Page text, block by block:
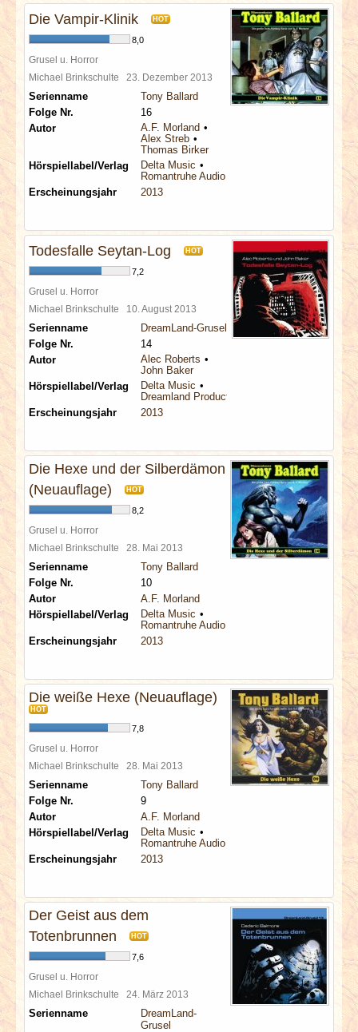
Die Vampir-Klinik HOT
8,0
Grusel u. Horror
Michael Brinkschulte 23. Dezember 2013
Serienname
Tony Ballard
Folge Nr.
16
Autor
A.F. Morland
Alex Streb
Thomas Birker
Hörspiellabel/Verlag
Delta Music
Romantruhe Audio
Erscheinungsjahr
2013
Todesfalle Seytan-Log HOT
7,2
Grusel u. Horror
Michael Brinkschulte 10. August 2013
Serienname
DreamLand-Grusel
Folge Nr.
14
Autor
Alec Roberts
John Baker
Hörspiellabel/Verlag
Delta Music
Dreamland Productions
Erscheinungsjahr
2013
Die Hexe und der Silberdämon
(Neuauflage)
HOT
8,2
Grusel u. Horror
Michael Brinkschulte 28. Mai 2013
Serienname
Tony Ballard
Folge Nr.
10
Autor
A.F. Morland
Hörspiellabel/Verlag
Delta Music
Romantruhe Audio
Erscheinungsjahr
2013
Die weiße Hexe (Neuauflage)
HOT
7,8
Grusel u. Horror
Michael Brinkschulte 28. Mai 2013
Serienname
Tony Ballard
Folge Nr.
9
Autor
A.F. Morland
Hörspiellabel/Verlag
Delta Music
Romantruhe Audio
Erscheinungsjahr
2013
Der Geist aus dem
Totenbrunnen
HOT
7,6
Grusel u. Horror
Michael Brinkschulte 24. März 2013
Serienname
DreamLand-
Grusel